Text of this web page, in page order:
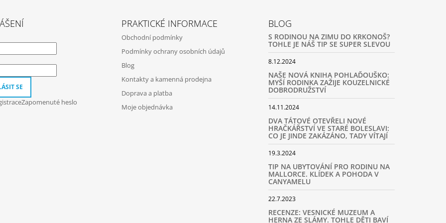
SE
Zapomenuté heslo
PRAKTICKÉ INFORMACE
Obchodní podmínky
Podmínky ochrany osobních údajů
Blog
Kontakty a kamenná prodejna
Doprava a platba
Moje objednávka
BLOG
S RODINOU NA ZIMU DO KRKONOŠ?
TOHLE JE NÁŠ TIP SE SUPER SLEVOU
8.12.2024
NAŠE NOVÁ KNIHA POHLAĎOUŠKO:
MYŠÍ RODINKA ZAŽIJE KOUZELNICKÉ
DOBRODRUŽSTVÍ
14.11.2024
DVA TÁTOVÉ OTEVŘELI NOVÉ
HRAČKÁŘSTVÍ VE STARÉ BOLESLAVI:
CO JE JINDE ZAKÁZÁNO, TADY VÍTAJÍ
19.3.2024
TIP NA UBYTOVÁNÍ PRO RODINU NA
MALLORCE. KLÍDEK A POHODA V
CANYAMELU
22.7.2023
RECENZE: VESNICKÉ MUZEUM A
HERNA ZE SLÁMY. TOHLE DĚTI BAVÍ